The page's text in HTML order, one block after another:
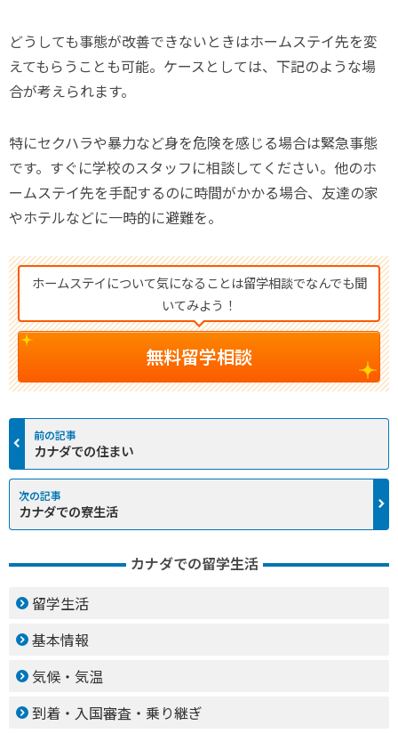
どうしても事態が改善できないときはホームステイ先を変
えてもらうことも可能。ケースとしては、下記のような場
合が考えられます。
特にセクハラや暴力など身を危険を感じる場合は緊急事態
です。すぐに学校のスタッフに相談してください。他のホ
ームステイ先を手配するのに時間がかかる場合、友達の家
やホテルなどに一時的に避難を。
ホームステイについて気になることは留学相談でなんでも聞
いてみよう！
無料留学相談
カナダでの住まい
カナダでの寮生活
カナダでの留学生活
留学生活
基本情報
気候・気温
到着・入国審査・乗り継ぎ